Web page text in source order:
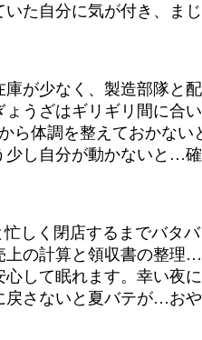
た自分に気が付き、ま
が少なく、製造部隊と
うざはギリギリ間に合
ら体調を整えておかな
し自分が動かないと…
しく閉店するまでバタ
の計算と領収書の整
して眠れます。幸い夜
さないと夏バテが…おや